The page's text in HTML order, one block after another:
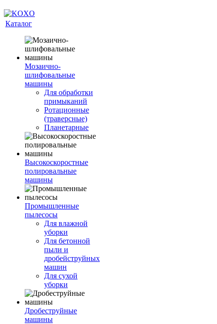
Каталог
Мозаично-
шлифовальные
машины
Для обработки
примыканий
Ротационные
(траверсные)
Планетарные
Высокоскоростные
полировальные
машины
Промышленные
пылесосы
Для влажной
уборки
Для бетонной
пыли и
дробейструйных
машин
Для сухой
уборки
Дробеструйные
машины